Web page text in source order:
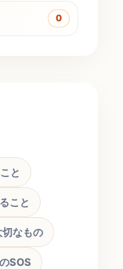
0
と
こと
切なもの
SOS